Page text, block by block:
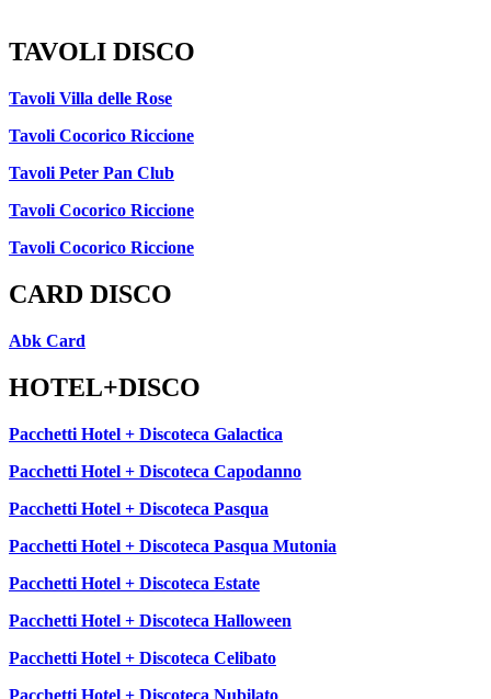
TAVOLI DISCO
Tavoli Villa delle Rose
Tavoli Cocorico Riccione
Tavoli Peter Pan Club
Tavoli Cocorico Riccione
Tavoli Cocorico Riccione
CARD DISCO
Abk Card
HOTEL+DISCO
Pacchetti Hotel + Discoteca Galactica
Pacchetti Hotel + Discoteca Capodanno
Pacchetti Hotel + Discoteca Pasqua
Pacchetti Hotel + Discoteca Pasqua Mutonia
Pacchetti Hotel + Discoteca Estate
Pacchetti Hotel + Discoteca Halloween
Pacchetti Hotel + Discoteca Celibato
Pacchetti Hotel + Discoteca Nubilato